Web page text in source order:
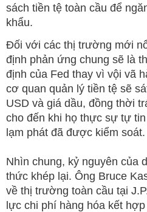
sách tiền tệ toàn cầu để
khẩu.
Đối với các thị trường mới
định phản ứng chung sẽ là
định của Fed thay vì vội vã
cơ quan quản lý tiền tệ sẽ
USD và giá dầu, đồng thời
cho đến khi họ thực sự tự
lạm phát đã được kiểm soát.
Nhìn chung, kỷ nguyên của
thức khép lại. Ông Bruce
về thị trường toàn cầu tại
lực chi phí hàng hóa kết